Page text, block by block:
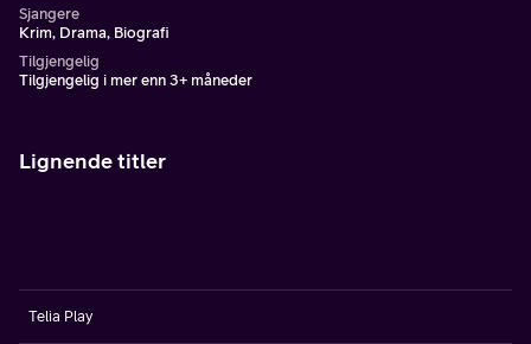
Sjangere
Krim, Drama, Biografi
Tilgjengelig
Tilgjengelig i mer enn 3+ måneder
Lignende titler
Telia Play